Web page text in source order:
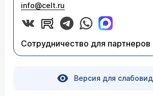
info@celt.ru
Сотрудничество для партнеров
Версия для